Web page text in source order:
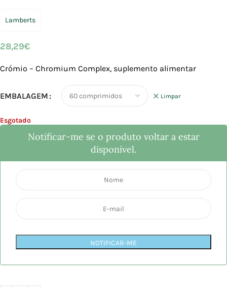
Lamberts
28,29€
Crómio – Chromium Complex, suplemento alimentar
EMBALAGEM Limpar
Esgotado
Notificar-me se o produto voltar a estar
disponível.
NOTIFICAR-ME